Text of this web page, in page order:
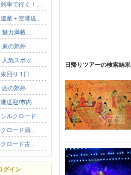
車で行く！...
産＋空港送...
魅力満載 ...
東の郊外 ...
人気スポッ...
回り 1日...
西の郊外 ...
港送迎/市内...
ルクロード...
ロード満...
ロード古...
グイン
日帰りツアーの検索結果